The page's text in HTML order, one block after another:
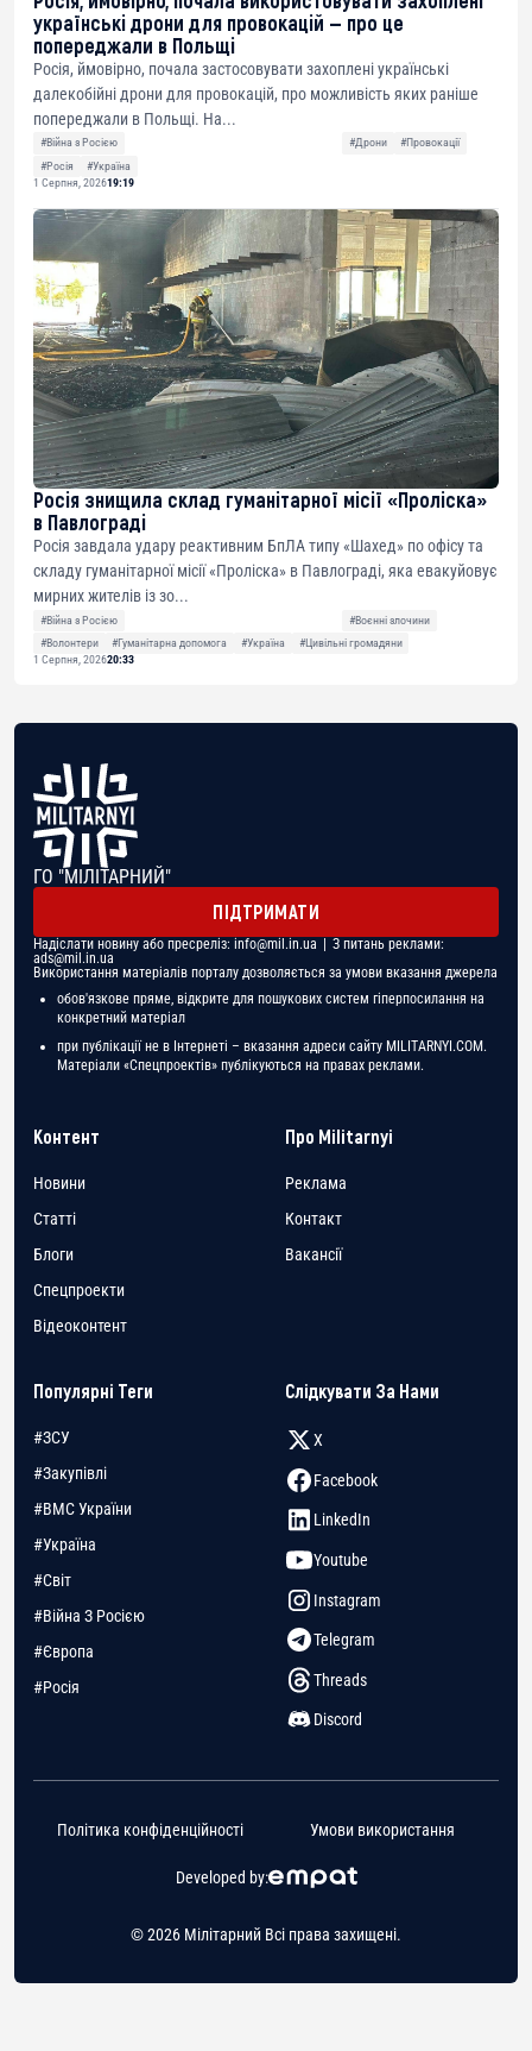
українські дрони для провокацій — про це
попереджали в Польщі
Росія, ймовірно, почала застосовувати захоплені українські
далекобійні дрони для провокацій, про можливість яких раніше
попереджали в Польщі. На...
#Війна з Росією #Дрони
#Провокації
#Росія
#Україна
1 Серпня, 202619:19
Росія знищила склад гуманітарної місії «Проліска»
в Павлограді
Росія завдала удару реактивним БпЛА типу «Шахед» по офісу та
складу гуманітарної місії «Проліска» в Павлограді, яка евакуйовує
мирних жителів із зо...
#Війна з Росією
#Воєнні злочини
#Волонтери
#Гуманітарна допомога #Україна
#Цивільні громадяни
1 Серпня, 202620:33
ГО "МІЛІТАРНИЙ"
ПІДТРИМАТИ
Надіслати новину або пресреліз: info@mil.in.ua | З питань реклами:
ads@mil.in.ua
Використання матеріалів порталу дозволяється за умови вказання джерела
обов'язкове пряме, відкрите для пошукових систем гіперпосилання на
конкретний матеріал
при публікації не в Інтернеті – вказання адреси сайту MILITARNYI.COM.
Матеріали «Спецпроектів» публікуються на правах реклами.
Контент
Новини
Статті
Блоги
Спецпроекти
Відеоконтент
Про Militarnyi
Реклама
Контакт
Вакансії
Популярні Теги
#ЗСУ
#Закупівлі
#ВМС України
#Україна
#Світ
#Війна З Росією
#Європа
#Росія
Слідкувати За Нами
X
Facebook
LinkedIn
Youtube
Instagram
Telegram
Threads
Discord
© 2026 Мілітарний Всі права захищені.
Developed by:
Політика конфіденційності Умови використання